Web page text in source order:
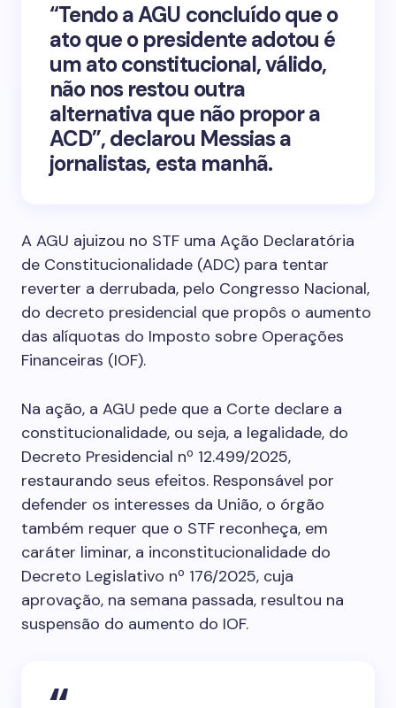
“Tendo a AGU concluído que o
ato que o presidente adotou é
um ato constitucional, válido,
não nos restou outra
alternativa que não propor a
ACD”, declarou Messias a
jornalistas, esta manhã.
A AGU ajuizou no STF uma Ação Declaratória
de Constitucionalidade (ADC) para tentar
reverter a derrubada, pelo Congresso Nacional,
do decreto presidencial que propôs o aumento
das alíquotas do Imposto sobre Operações
Financeiras (IOF).
Na ação, a AGU pede que a Corte declare a
constitucionalidade, ou seja, a legalidade, do
Decreto Presidencial nº 12.499/2025,
restaurando seus efeitos. Responsável por
defender os interesses da União, o órgão
também requer que o STF reconheça, em
caráter liminar, a inconstitucionalidade do
Decreto Legislativo nº 176/2025, cuja
aprovação, na semana passada, resultou na
suspensão do aumento do IOF.